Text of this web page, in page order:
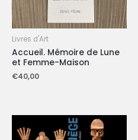
Livres d'Art
Accueil. Mémoire de Lune
et Femme-Maison
€40,00